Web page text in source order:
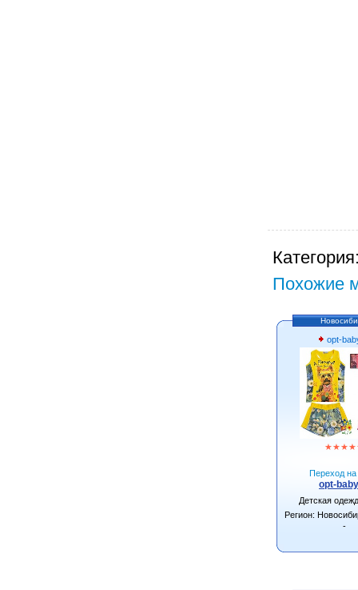
Похожие
opt-
★★★★
Переход на
opt-
Детская
Регион:
-